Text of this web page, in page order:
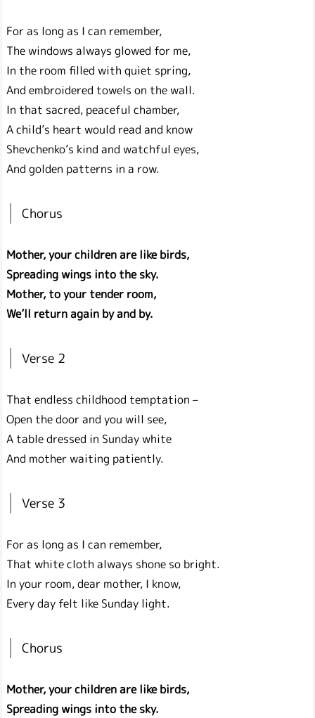
For as long as I can remember,
The windows always glowed for me,
In the room filled with quiet spring,
And embroidered towels on the wall.
In that sacred, peaceful chamber,
A child’s heart would read and know
Shevchenko’s kind and watchful eyes,
And golden patterns in a row.
Chorus
Mother, your children are like birds,
Spreading wings into the sky.
Mother, to your tender room,
We’ll return again by and by.
Verse 2
That endless childhood temptation –
Open the door and you will see,
A table dressed in Sunday white
And mother waiting patiently.
Verse 3
For as long as I can remember,
That white cloth always shone so bright.
In your room, dear mother, I know,
Every day felt like Sunday light.
Chorus
Mother, your children are like birds,
Spreading wings into the sky.